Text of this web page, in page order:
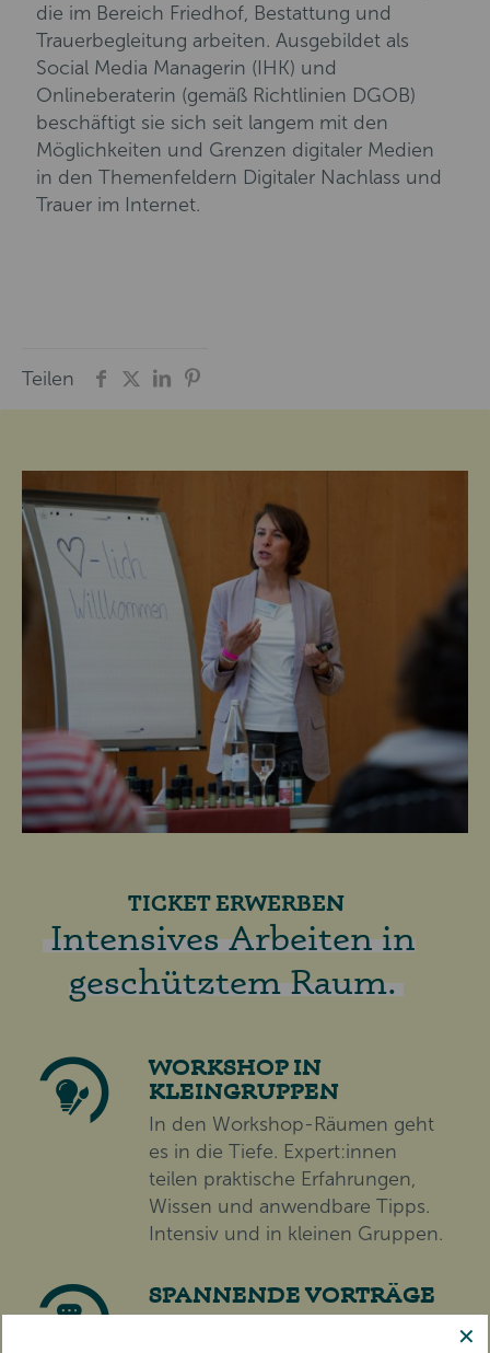
die im Bereich Friedhof, Bestattung und
Trauerbegleitung arbeiten. Ausgebildet als
Social Media Managerin (IHK) und
Onlineberaterin (gemäß Richtlinien DGOB)
beschäftigt sie sich seit langem mit den
Möglichkeiten und Grenzen digitaler Medien
in den Themenfeldern Digitaler Nachlass und
Trauer im Internet.
Teilen
TICKET ERWERBEN
Intensives Arbeiten in
geschütztem Raum.
WORKSHOP IN
KLEINGRUPPEN
In den Workshop-Räumen geht
es in die Tiefe. Expert:innen
teilen praktische Erfahrungen,
Wissen und anwendbare Tipps.
Intensiv und in kleinen Gruppen.
SPANNENDE VORTRÄGE
✕